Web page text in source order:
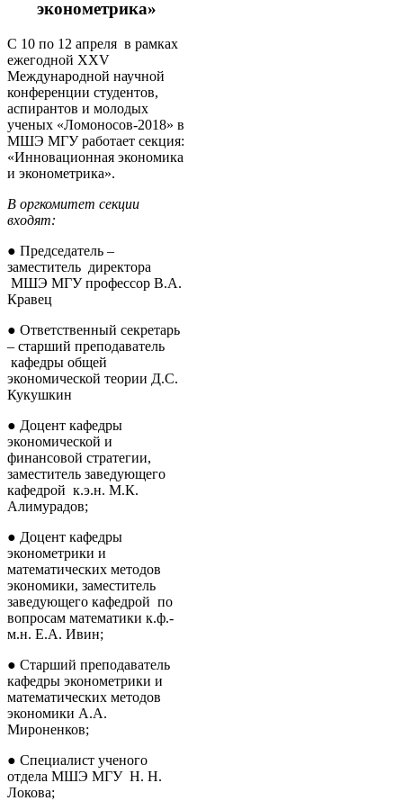
эконометрика»
С 10 по 12 апреля в рамках
ежегодной XXV
Международной научной
конференции студентов,
аспирантов и молодых
ученых «Ломоносов-2018» в
МШЭ МГУ работает секция:
«Инновационная экономика
и эконометрика».
В оргкомитет секции
входят:
● Председатель –
заместитель директора
МШЭ МГУ профессор В.А.
Кравец
● Ответственный секретарь
– старший преподаватель
кафедры общей
экономической теории Д.С.
Кукушкин
● Доцент кафедры
экономической и
финансовой стратегии,
заместитель заведующего
кафедрой к.э.н. М.К.
Алимурадов;
● Доцент кафедры
эконометрики и
математических методов
экономики, заместитель
заведующего кафедрой по
вопросам математики к.ф.-
м.н. Е.А. Ивин;
● Старший преподаватель
кафедры эконометрики и
математических методов
экономики А.А.
Мироненков;
● Специалист ученого
отдела МШЭ МГУ Н. Н.
Локова;